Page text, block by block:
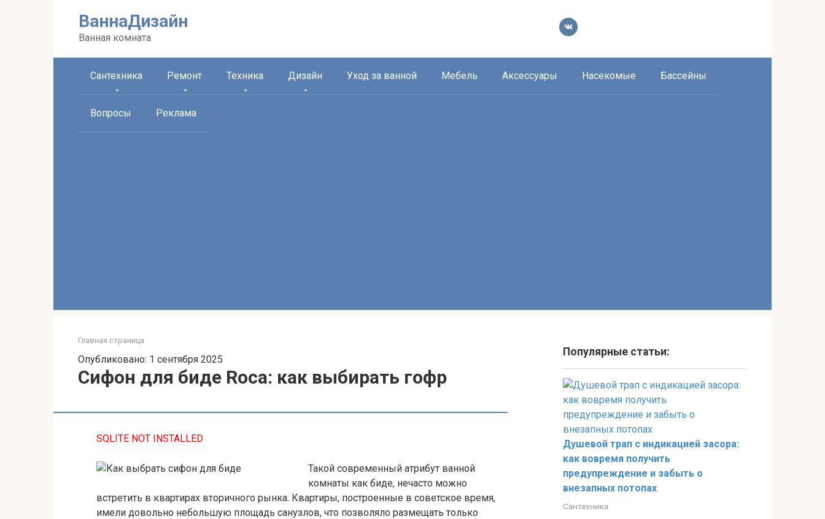
ВаннаДизайн
Ванная комната
Сантехника Ремонт Техника Дизайн Уход за ванной Мебель Аксессуары Насекомые Бассейны
Вопросы Реклама
Главная страница
Опубликовано: 1 сентября 2025
Сифон для биде Roca: как выбирать гофр
SQLITE NOT INSTALLED
Такой современный атрибут ванной
комнаты как биде, нечасто можно
встретить в квартирах вторичного рынка. Квартиры, построенные в советское время,
имели довольно небольшую площадь санузлов, что позволяло размещать только
Популярные статьи:
Душевой трап с индикацией засора:
как вовремя получить
предупреждение и забыть о
внезапных потопах
Сантехника